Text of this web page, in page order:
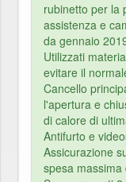
rubinetto per la
assistenza e
da gennaio
Utilizzati
evitare il
Cancello
l'apertura e
di calore di
Antifurto e
Assicurazione
spesa